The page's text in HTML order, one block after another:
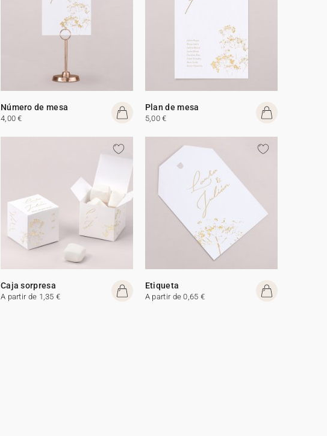
Número de mesa
4,00 €
Plan de mesa
5,00 €
Caja sorpresa
A partir de 1,35 €
Etiqueta
A partir de 0,65 €